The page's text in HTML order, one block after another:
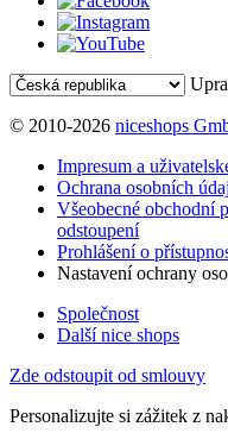
© 2010-2026 niceshops
Impresum a
Ochrana osobních
Všeobecné obchodní
odstoupení
Prohlášení o
Nastavení ochrany
Společnost
Další nice shops
Zde odstoupit od smlouvy
Personalizujte si zážitek z